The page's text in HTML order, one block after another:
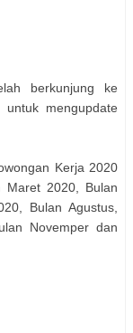
berkunjung ke
mengupdate
Kerja 2020
Maret 2020, Bulan
Bulan Agustus,
Novemper dan